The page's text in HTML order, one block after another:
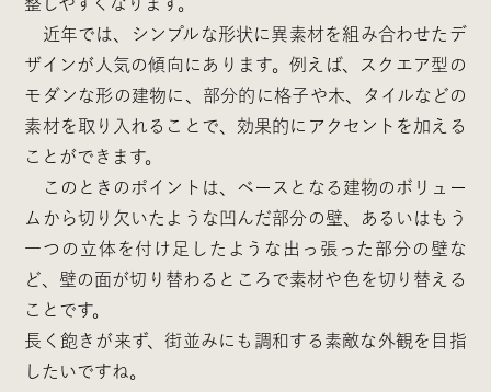
近年では、シンプルな形状に異素材を組み合わせたデ
ザインが人気の傾向にあります。例えば、スクエア型の
モダンな形の建物に、部分的に格子や木、タイルなどの
素材を取り入れることで、効果的にアクセントを加える
ことができます。
このときのポイントは、ベースとなる建物のボリュー
ムから切り欠いたような凹んだ部分の壁、あるいはもう
一つの立体を付け足したような出っ張った部分の壁な
ど、壁の面が切り替わるところで素材や色を切り替える
ことです。
長く飽きが来ず、街並みにも調和する素敵な外観を目指
したいですね。